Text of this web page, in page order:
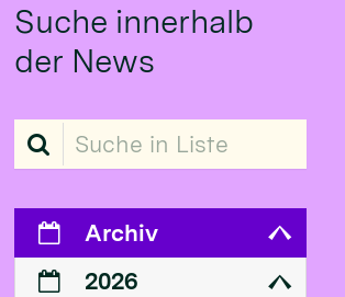
Suche innerhalb
der News
Suche in Liste
Archiv
2026